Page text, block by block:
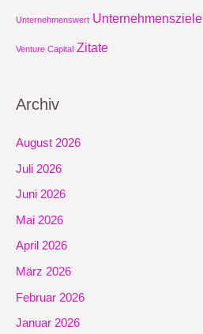
Unternehmenswert Unternehmensziele
Venture Capital Zitate
Archiv
August 2026
Juli 2026
Juni 2026
Mai 2026
April 2026
März 2026
Februar 2026
Januar 2026